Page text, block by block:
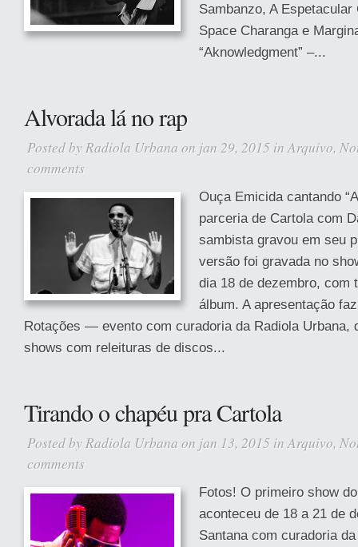
Sambanzo, A
Space Charanga e
“Aknowledgment” –...
Alvorada lá no rap
Posted by Radiola Urbana on jan 29, 2015 inArquivo,
comments
Ouça Emicida cantando
parceria de Cartola com
sambista gravou em seu
versão foi gravada no
dia 18 de dezembro, com
álbum. A apresentação
Rotações — evento com curadoria da Radiola Urbana,
shows com releituras de discos...
Tirando o chapéu pra Cartola
Posted by Radiola Urbana on jan 13, 2015 inArquivo,
comments
Fotos! O primeiro show
aconteceu de 18 a 21 de
Santana com curadoria